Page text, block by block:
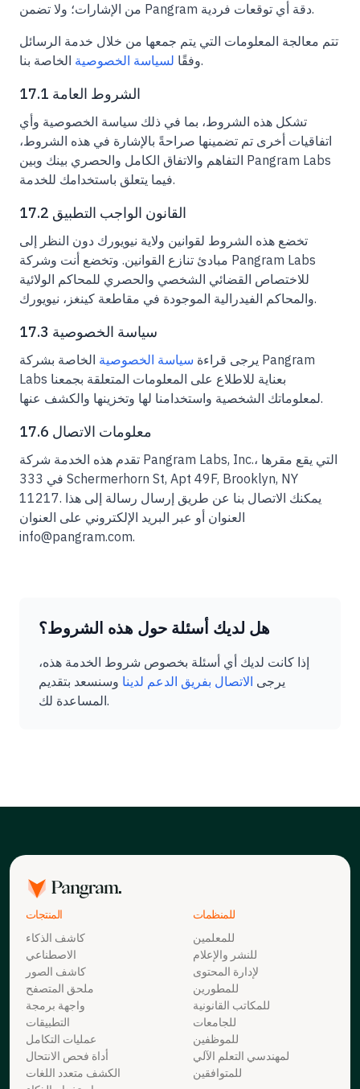
من الإشارات؛ ولا تضمن Pangram دقة أي توقعات فردية.
تتم معالجة المعلومات التي يتم جمعها من خلال خدمة الرسائل
وفقًا لسياسة الخصوصية الخاصة بنا.
17.1 الشروط العامة
تشكل هذه الشروط، بما في ذلك سياسة الخصوصية وأي
اتفاقيات أخرى تم تضمينها صراحةً بالإشارة في هذه الشروط،
التفاهم والاتفاق الكامل والحصري بينك وبين Pangram Labs
فيما يتعلق باستخدامك للخدمة.
17.2 القانون الواجب التطبيق
تخضع هذه الشروط لقوانين ولاية نيويورك دون النظر إلى
مبادئ تنازع القوانين. وتخضع أنت وشركة Pangram Labs
للاختصاص القضائي الشخصي والحصري للمحاكم الولائية
والمحاكم الفيدرالية الموجودة في مقاطعة كينغز، نيويورك.
17.3 سياسة الخصوصية
يرجى قراءة سياسة الخصوصية الخاصة بشركة Pangram
Labs بعناية للاطلاع على المعلومات المتعلقة بجمعنا
لمعلوماتك الشخصية واستخدامنا لها وتخزينها والكشف عنها.
17.6 معلومات الاتصال
تقدم هذه الخدمة شركة Pangram Labs, Inc.، التي يقع مقرها
في 333 Schermerhorn St, Apt 49F, Brooklyn, NY
11217. يمكنك الاتصال بنا عن طريق إرسال رسالة إلى هذا
العنوان أو عبر البريد الإلكتروني على العنوان
info@pangram.com.
هل لديك أسئلة حول هذه الشروط؟
إذا كانت لديك أي أسئلة بخصوص شروط الخدمة هذه،
يرجى الاتصال بفريق الدعم لدينا وسنسعد بتقديم
المساعدة لك.
المنتجات
كاشف الذكاء
الاصطناعي
كاشف الصور
ملحق المتصفح
واجهة برمجة
التطبيقات
عمليات التكامل
أداة فحص الانتحال
الكشف متعدد اللغات
للمنظمات
للمعلمين
للنشر والإعلام
لإدارة المحتوى
للمطورين
للمكاتب القانونية
للجامعات
للموظفين
لمهندسي التعلم الآلي
للمتوافقين